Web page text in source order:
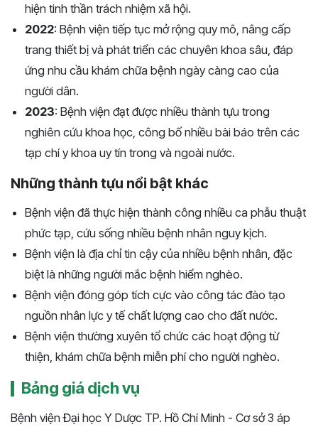
hiện tinh thần trách nhiệm xã hội.
2022: Bệnh viện tiếp tục mở rộng quy mô, nâng cấp
trang thiết bị và phát triển các chuyên khoa sâu, đáp
ứng nhu cầu khám chữa bệnh ngày càng cao của
người dân.
2023: Bệnh viện đạt được nhiều thành tựu trong
nghiên cứu khoa học, công bố nhiều bài báo trên các
tạp chí y khoa uy tín trong và ngoài nước.
Những thành tựu nổi bật khác
Bệnh viện đã thực hiện thành công nhiều ca phẫu thuật
phức tạp, cứu sống nhiều bệnh nhân nguy kịch.
Bệnh viện là địa chỉ tin cậy của nhiều bệnh nhân, đặc
biệt là những người mắc bệnh hiểm nghèo.
Bệnh viện đóng góp tích cực vào công tác đào tạo
nguồn nhân lực y tế chất lượng cao cho đất nước.
Bệnh viện thường xuyên tổ chức các hoạt động từ
thiện, khám chữa bệnh miễn phí cho người nghèo.
Bảng giá dịch vụ
Bệnh viện Đại học Y Dược TP. Hồ Chí Minh - Cơ sở 3 áp